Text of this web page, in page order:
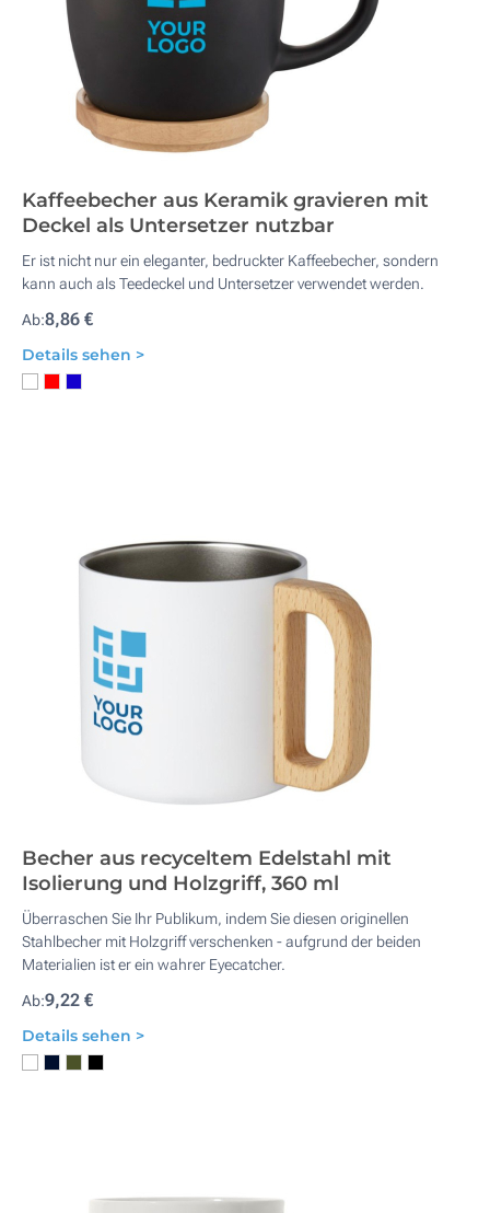
Kaffeebecher aus Keramik gravieren mit
Deckel als Untersetzer nutzbar
Er ist nicht nur ein eleganter, bedruckter Kaffeebecher, sondern
kann auch als Teedeckel und Untersetzer verwendet werden.
Ab:8,86 €
Details sehen >
Becher aus recyceltem Edelstahl mit
Isolierung und Holzgriff, 360 ml
Überraschen Sie Ihr Publikum, indem Sie diesen originellen
Stahlbecher mit Holzgriff verschenken - aufgrund der beiden
Materialien ist er ein wahrer Eyecatcher.
Ab:9,22 €
Details sehen >